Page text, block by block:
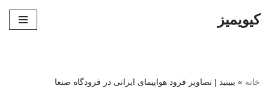
کیویمیز
خانه » ببینید | تصاویر فرود هواپیمای ایرانی در فرودگاه صنعا